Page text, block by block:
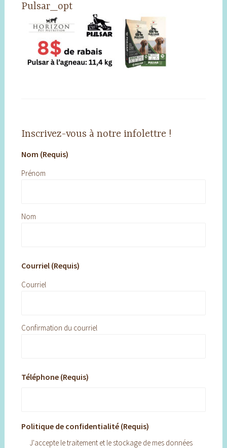
Pulsar_opt
Inscrivez-vous à notre infolettre !
Nom (Requis)
Prénom
Nom
Courriel (Requis)
Courriel
Confirmation du courriel
Téléphone (Requis)
Politique de confidentialité (Requis)
J'accepte le traitement et le stockage de mes données